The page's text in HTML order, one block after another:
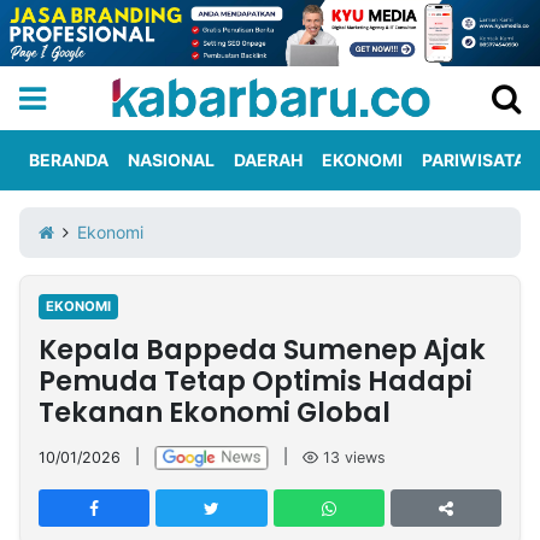
Iklan
Berita
Kami
Nasional
International
Olahraga
Entertainment
Daerah
Pariwisata
Kuliner
Kolom
Network
PT
TREETAN
BERANDA NASIONAL DAERAH EKONOMI PARIWISATA
Ekonomi
EKONOMI
Kepala Bappeda Sumenep Ajak
Pemuda Tetap Optimis Hadapi
Tekanan Ekonomi Global
10/01/2026 13 views